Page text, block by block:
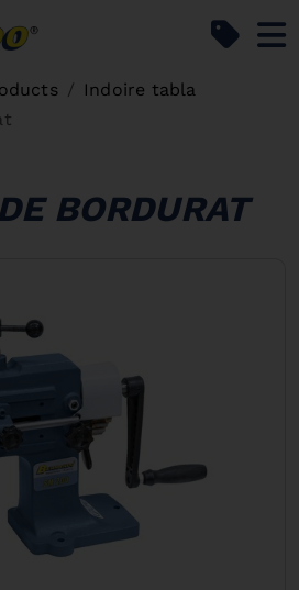
Indoire tabla
BORDURAT